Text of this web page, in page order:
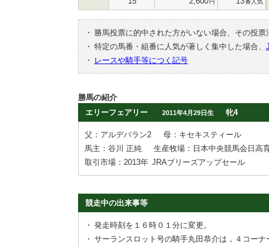
円 番人気
・
勝馬投票に的中された方がいない場合、その投
・ 特定の馬番・組番に人気が著しく集中した場合、
・
レースや騎手等につく記号
勝馬の紹介
エリーフェアリー
2011年4月29日生 牝4
父：アルデバラン2
母：キセキスティール
馬主：谷川 正純
生産牧場：日本中央競馬会日高
取引市場：2013年 JRAブリーズアップセール
競走中の出来事等
・ 発走時刻を１６時０１分に変更。
・ サーランスロット号の騎手丸田恭介は，４コー